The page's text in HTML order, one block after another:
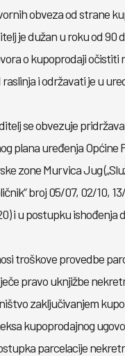
obveza od strane
je dužan u roku od 90
o kupoprodaji očistiti
i održavati je u
se obvezuje
plana uređenja Općine
zone Murvica Jug
broj 05/07, 02/10,
i u postupku ishođenja
troškove provedbe
pravo uknjižbe
zaključivanjem
kupoprodajnog
parcelacije